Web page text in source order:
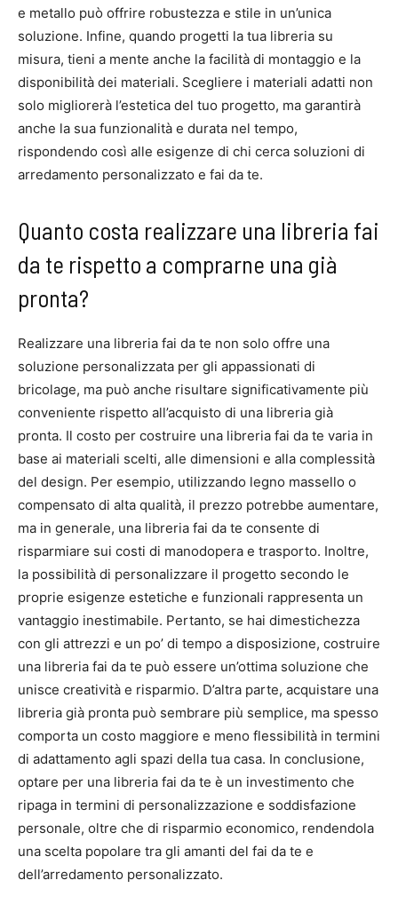
e metallo può offrire robustezza e stile in un’unica
soluzione. Infine, quando progetti la tua libreria su
misura, tieni a mente anche la facilità di montaggio e la
disponibilità dei materiali. Scegliere i materiali adatti non
solo migliorerà l’estetica del tuo progetto, ma garantirà
anche la sua funzionalità e durata nel tempo,
rispondendo così alle esigenze di chi cerca soluzioni di
arredamento personalizzato e fai da te.
Quanto costa realizzare una libreria fai
da te rispetto a comprarne una già
pronta?
Realizzare una libreria fai da te non solo offre una
soluzione personalizzata per gli appassionati di
bricolage, ma può anche risultare significativamente più
conveniente rispetto all’acquisto di una libreria già
pronta. Il costo per costruire una libreria fai da te varia in
base ai materiali scelti, alle dimensioni e alla complessità
del design. Per esempio, utilizzando legno massello o
compensato di alta qualità, il prezzo potrebbe aumentare,
ma in generale, una libreria fai da te consente di
risparmiare sui costi di manodopera e trasporto. Inoltre,
la possibilità di personalizzare il progetto secondo le
proprie esigenze estetiche e funzionali rappresenta un
vantaggio inestimabile. Pertanto, se hai dimestichezza
con gli attrezzi e un po’ di tempo a disposizione, costruire
una libreria fai da te può essere un’ottima soluzione che
unisce creatività e risparmio. D’altra parte, acquistare una
libreria già pronta può sembrare più semplice, ma spesso
comporta un costo maggiore e meno flessibilità in termini
di adattamento agli spazi della tua casa. In conclusione,
optare per una libreria fai da te è un investimento che
ripaga in termini di personalizzazione e soddisfazione
personale, oltre che di risparmio economico, rendendola
una scelta popolare tra gli amanti del fai da te e
dell’arredamento personalizzato.